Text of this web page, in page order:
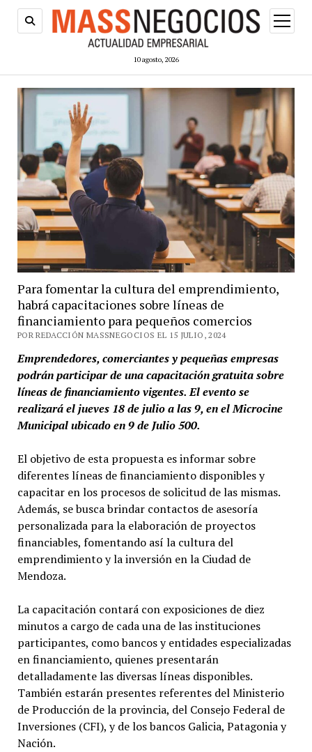
10 agosto, 2026
abrir
menú
Para fomentar la cultura del emprendimiento,
habrá capacitaciones sobre líneas de
financiamiento para pequeños comercios
POR REDACCIÓN MASSNEGOCIOS EL 15 JULIO, 2024
Emprendedores, comerciantes y pequeñas empresas
podrán participar de una capacitación gratuita sobre
líneas de financiamiento vigentes. El evento se
realizará el jueves 18 de julio a las 9, en el Microcine
Municipal ubicado en 9 de Julio 500.
El objetivo de esta propuesta es informar sobre
diferentes líneas de financiamiento disponibles y
capacitar en los procesos de solicitud de las mismas.
Además, se busca brindar contactos de asesoría
personalizada para la elaboración de proyectos
financiables, fomentando así la cultura del
emprendimiento y la inversión en la Ciudad de
Mendoza.
La capacitación contará con exposiciones de diez
minutos a cargo de cada una de las instituciones
participantes, como bancos y entidades especializadas
en financiamiento, quienes presentarán
detalladamente las diversas líneas disponibles.
También estarán presentes referentes del Ministerio
de Producción de la provincia, del Consejo Federal de
Inversiones (CFI), y de los bancos Galicia, Patagonia y
Nación.